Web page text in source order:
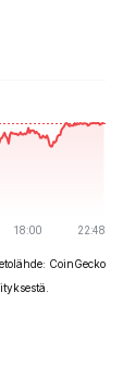
CoinGecko